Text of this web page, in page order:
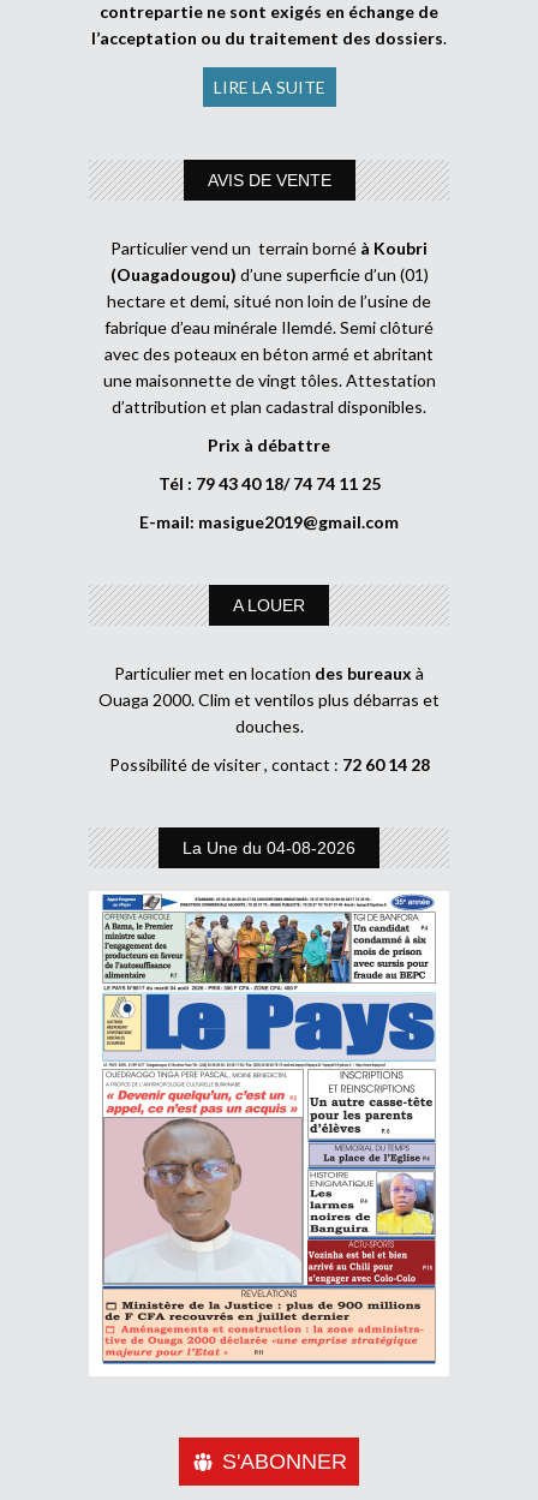
contrepartie ne sont exigés en échange de
l’acceptation ou du traitement des dossiers.
LIRE LA SUITE
AVIS DE VENTE
Particulier vend un terrain borné à Koubri
(Ouagadougou) d’une superficie d’un (01)
hectare et demi, situé non loin de l’usine de
fabrique d’eau minérale Ilemdé. Semi clôturé
avec des poteaux en béton armé et abritant
une maisonnette de vingt tôles. Attestation
d’attribution et plan cadastral disponibles.
Prix à débattre
Tél : 79 43 40 18/ 74 74 11 25
E-mail: masigue2019@gmail.com
A LOUER
Particulier met en location des bureaux à
Ouaga 2000. Clim et ventilos plus débarras et
douches.
Possibilité de visiter , contact : 72 60 14 28
La Une du 04-08-2026
S'ABONNER